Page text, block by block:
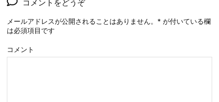
コメントをどうぞ
メールアドレスが公開されることはありません。 * が付いている欄
は必須項目です
コメント